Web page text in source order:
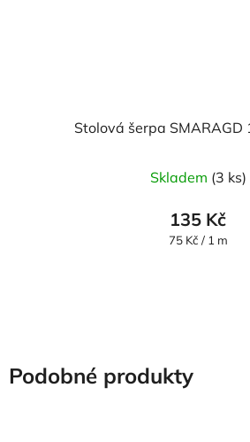
Stolová šerpa SMARAGD
Skladem (3 ks)
135 Kč
Měrná
75 Kč / 1 m
Podobné produkty